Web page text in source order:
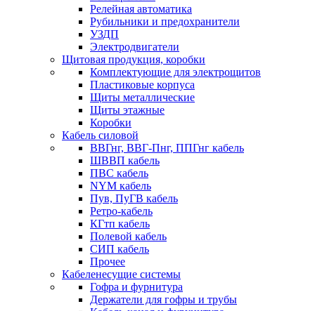
Релейная автоматика
Рубильники и предохранители
УЗДП
Электродвигатели
Щитовая продукция, коробки
Комплектующие для электрощитов
Пластиковые корпуса
Щиты металлические
Щиты этажные
Коробки
Кабель силовой
ВВГнг, ВВГ-Пнг, ППГнг кабель
ШВВП кабель
ПВС кабель
NYM кабель
Пув, ПуГВ кабель
Ретро-кабель
КГтп кабель
Полевой кабель
СИП кабель
Прочее
Кабеленесущие системы
Гофра и фурнитура
Держатели для гофры и трубы